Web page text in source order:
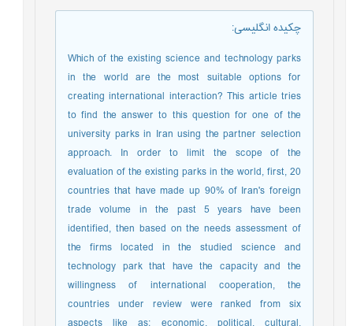
چکیده انگلیسی:
Which of the existing science and technology parks
in the world are the most suitable options for
creating international interaction? This article tries
to find the answer to this question for one of the
university parks in Iran using the partner selection
approach. In order to limit the scope of the
evaluation of the existing parks in the world, first, 20
countries that have made up 90% of Iran's foreign
trade volume in the past 5 years have been
identified, then based on the needs assessment of
the firms located in the studied science and
technology park that have the capacity and the
willingness of international cooperation, the
countries under review were ranked from six